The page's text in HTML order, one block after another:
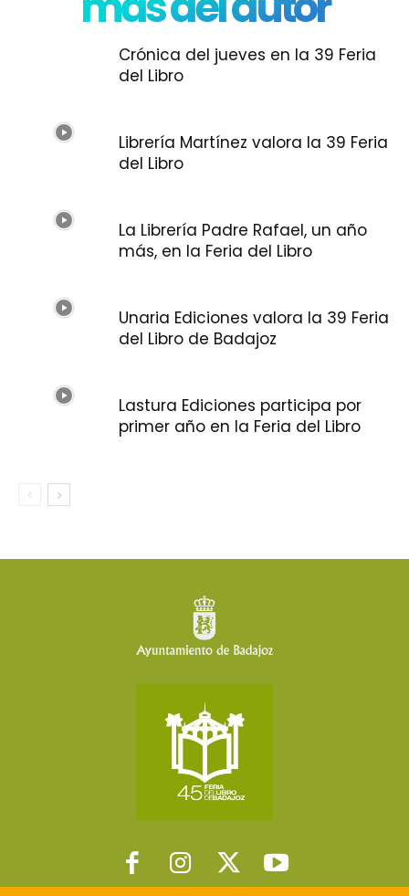
Crónica del jueves en la 39 Feria
del Libro
Librería Martínez valora la 39 Feria
del Libro
La Librería Padre Rafael, un año
más, en la Feria del Libro
Unaria Ediciones valora la 39 Feria
del Libro de Badajoz
Lastura Ediciones participa por
primer año en la Feria del Libro